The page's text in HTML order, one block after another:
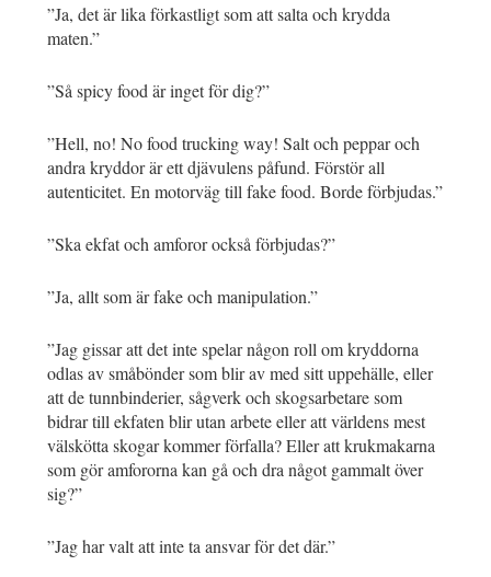
”Ja, det är lika förkastligt som att salta och krydda
maten.”
”Så spicy food är inget för dig?”
”Hell, no! No food trucking way! Salt och peppar och
andra kryddor är ett djävulens påfund. Förstör all
autenticitet. En motorväg till fake food. Borde förbjudas.”
”Ska ekfat och amforor också förbjudas?”
”Ja, allt som är fake och manipulation.”
”Jag gissar att det inte spelar någon roll om kryddorna
odlas av småbönder som blir av med sitt uppehälle, eller
att de tunnbinderier, sågverk och skogsarbetare som
bidrar till ekfaten blir utan arbete eller att världens mest
välskötta skogar kommer förfalla? Eller att krukmakarna
som gör amfororna kan gå och dra något gammalt över
sig?”
”Jag har valt att inte ta ansvar för det där.”